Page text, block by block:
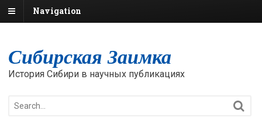
Navigation
Сибирская Заимка
История Сибири в научных публикациях